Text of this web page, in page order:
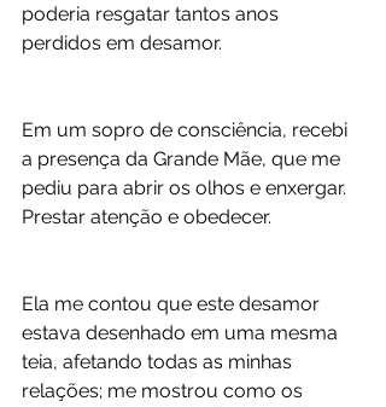
poderia resgatar tantos anos
perdidos em desamor.
Em um sopro de consciência, recebi
a presença da Grande Mãe, que me
pediu para abrir os olhos e enxergar.
Prestar atenção e obedecer.
Ela me contou que este desamor
estava desenhado em uma mesma
teia, afetando todas as minhas
relações; me mostrou como os